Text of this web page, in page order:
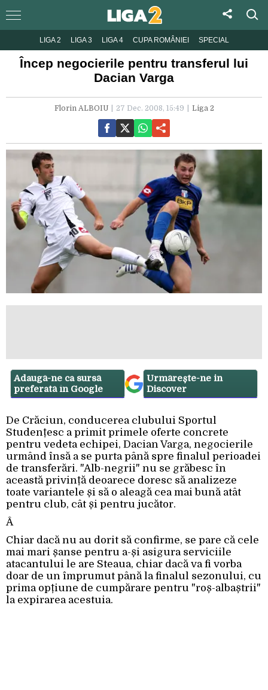
LIGA 2 LIGA 3 LIGA 4 CUPA ROMÂNIEI SPECIAL
Încep negocierile pentru transferul lui
Dacian Varga
Florin ALBOIU 27 Dec. 2008, 15:49 Liga 2
Adaugă-ne ca sursă
preferată în Google
Urmărește-ne in
Discover
De Crăciun, conducerea clubului Sportul
Studențesc a primit primele oferte concrete
pentru vedeta echipei, Dacian Varga, negocierile
urmând însă a se purta până spre finalul perioadei
de transferări. "Alb-negrii" nu se grăbesc în
această privință deoarece doresc să analizeze
toate variantele și să o aleagă cea mai bună atât
pentru club, cât și pentru jucător.
Â
Chiar dacă nu au dorit să confirme, se pare că cele
mai mari șanse pentru a-și asigura serviciile
atacantului le are Steaua, chiar dacă va fi vorba
doar de un împrumut până la finalul sezonului, cu
prima opțiune de cumpărare pentru "roș-albaștrii"
la expirarea acestuia.